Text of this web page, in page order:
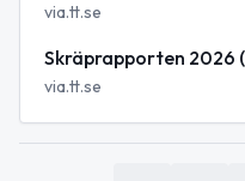
via.tt.se
Skräprapporten 2026
via.tt.se